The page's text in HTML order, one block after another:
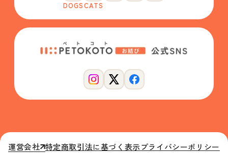
DOGSCATS
運営会社 特定商取引法に基づく表示プライバシーポリシー